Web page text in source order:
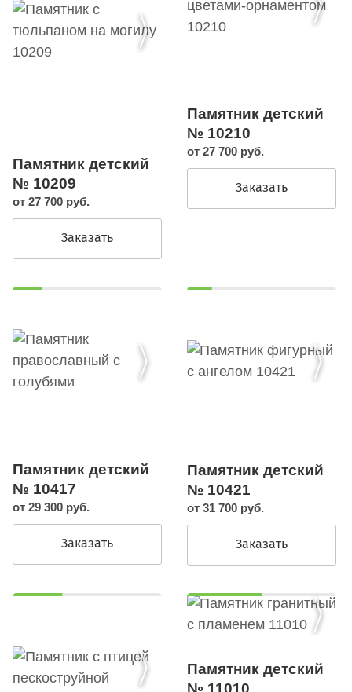
Памятник детский
№ 10209
от 27 700 руб.
Заказать
Памятник детский
№ 10210
от 27 700 руб.
Заказать
Памятник детский
№ 10417
от 29 300 руб.
Заказать
Памятник детский
№ 10421
от 31 700 руб.
Заказать
Памятник детский
№ 11010